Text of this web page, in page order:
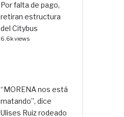
Por falta de pago,
retiran estructura
del Citybus
6.6k views
“MORENA nos está
matando”, dice
Ulises Ruiz rodeado